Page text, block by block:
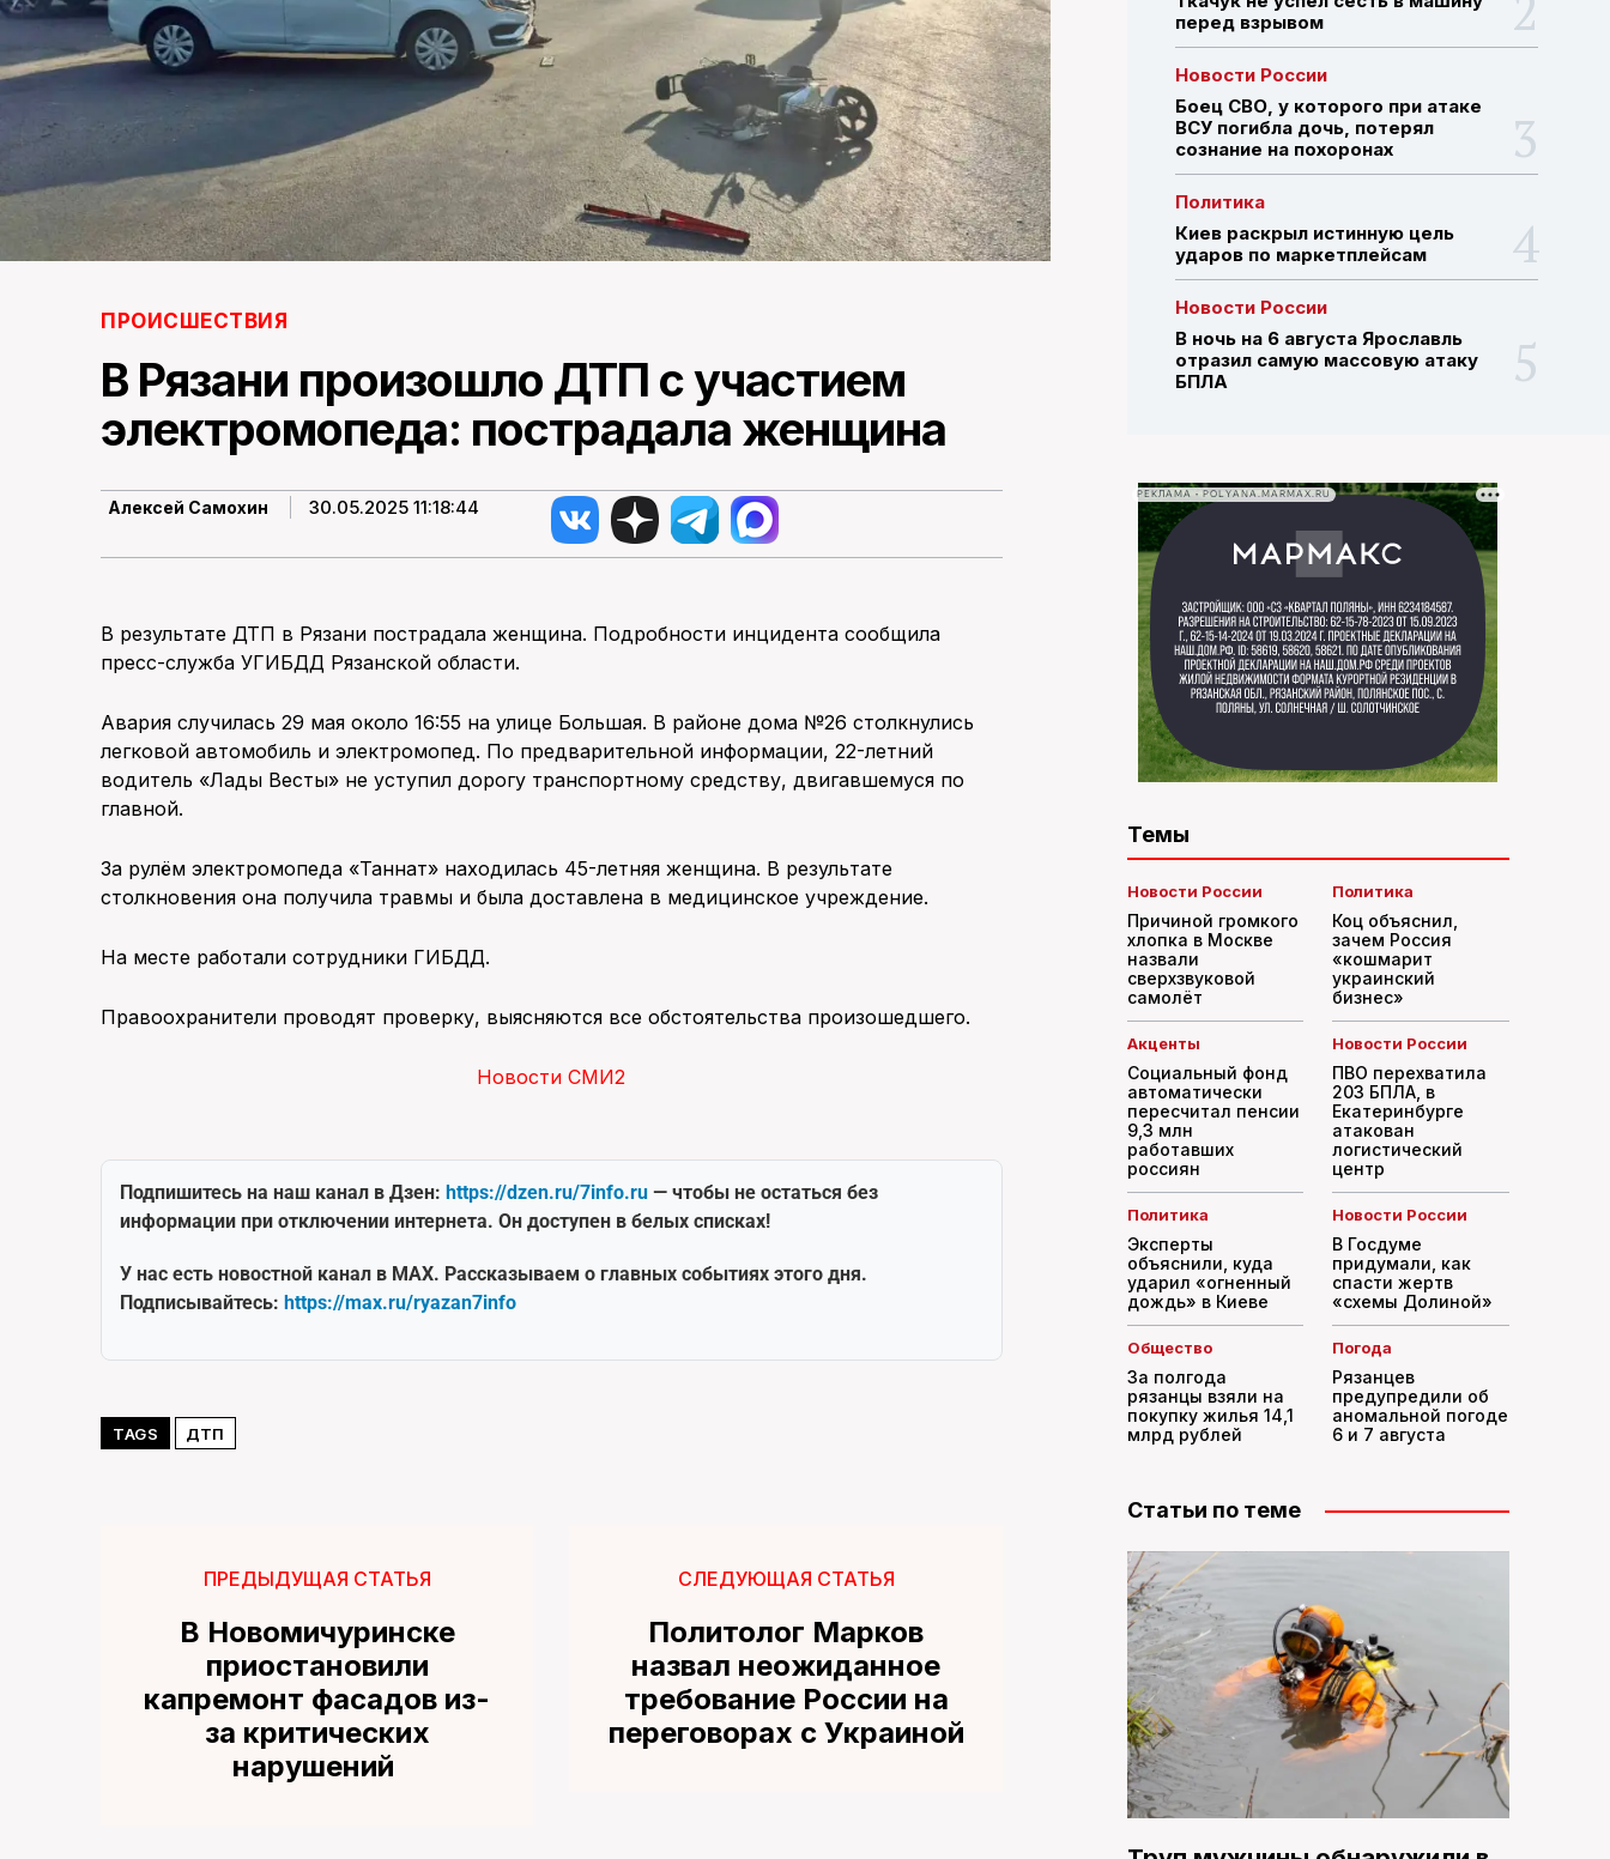
ПОИСК ПО САЙТУ
ПРОИСШЕСТВИЯ
В Рязани произошло ДТП с участием
электромопеда: пострадала женщина
Алексей Самохин 30.05.2025 11:18:44
В результате ДТП в Рязани пострадала женщина. Подробности инцидента сообщила
пресс-служба УГИБДД Рязанской области.
Авария случилась 29 мая около 16:55 на улице Большая. В районе дома №26 столкнулись
легковой автомобиль и электромопед. По предварительной информации, 22-летний
водитель «Лады Весты» не уступил дорогу транспортному средству, двигавшемуся по
главной.
За рулём электромопеда «Таннат» находилась 45-летняя женщина. В результате
столкновения она получила травмы и была доставлена в медицинское учреждение.
На месте работали сотрудники ГИБДД.
Правоохранители проводят проверку, выясняются все обстоятельства произошедшего.
Новости СМИ2
Подпишитесь на наш канал в Дзен: https://dzen.ru/7info.ru — чтобы не остаться без
информации при отключении интернета. Он доступен в белых списках!
У нас есть новостной канал в MAX. Рассказываем о главных событиях этого дня.
Подписывайтесь: https://max.ru/ryazan7info
TAGS ДТП
ПРЕДЫДУЩАЯ СТАТЬЯ
В Новомичуринске
приостановили
капремонт фасадов из-
за критических
нарушений
СЛЕДУЮЩАЯ СТАТЬЯ
Политолог Марков
назвал неожиданное
требование России на
переговорах с Украиной
перед взрывом
Новости России
Боец СВО, у которого при атаке
ВСУ погибла дочь, потерял
сознание на похоронах
Политика
Киев раскрыл истинную цель
ударов по маркетплейсам
Новости России
В ночь на 6 августа Ярославль
отразил самую массовую атаку
БПЛА
РЕКЛАМА • POLYANA.MARMAX.RU
Темы
Новости России
Причиной громкого
хлопка в Москве
назвали
сверхзвуковой
самолёт
Политика
Коц объяснил,
зачем Россия
«кошмарит
украинский
бизнес»
Акценты
Социальный фонд
автоматически
пересчитал пенсии
9,3 млн
работавших
россиян
Новости России
ПВО перехватила
203 БПЛА, в
Екатеринбурге
атакован
логистический
центр
Политика
Эксперты
объяснили, куда
ударил «огненный
дождь» в Киеве
Новости России
В Госдуме
придумали, как
спасти жертв
«схемы Долиной»
Общество
За полгода
рязанцы взяли на
покупку жилья 14,1
млрд рублей
Погода
Рязанцев
предупредили об
аномальной погоде
6 и 7 августа
Статьи по теме